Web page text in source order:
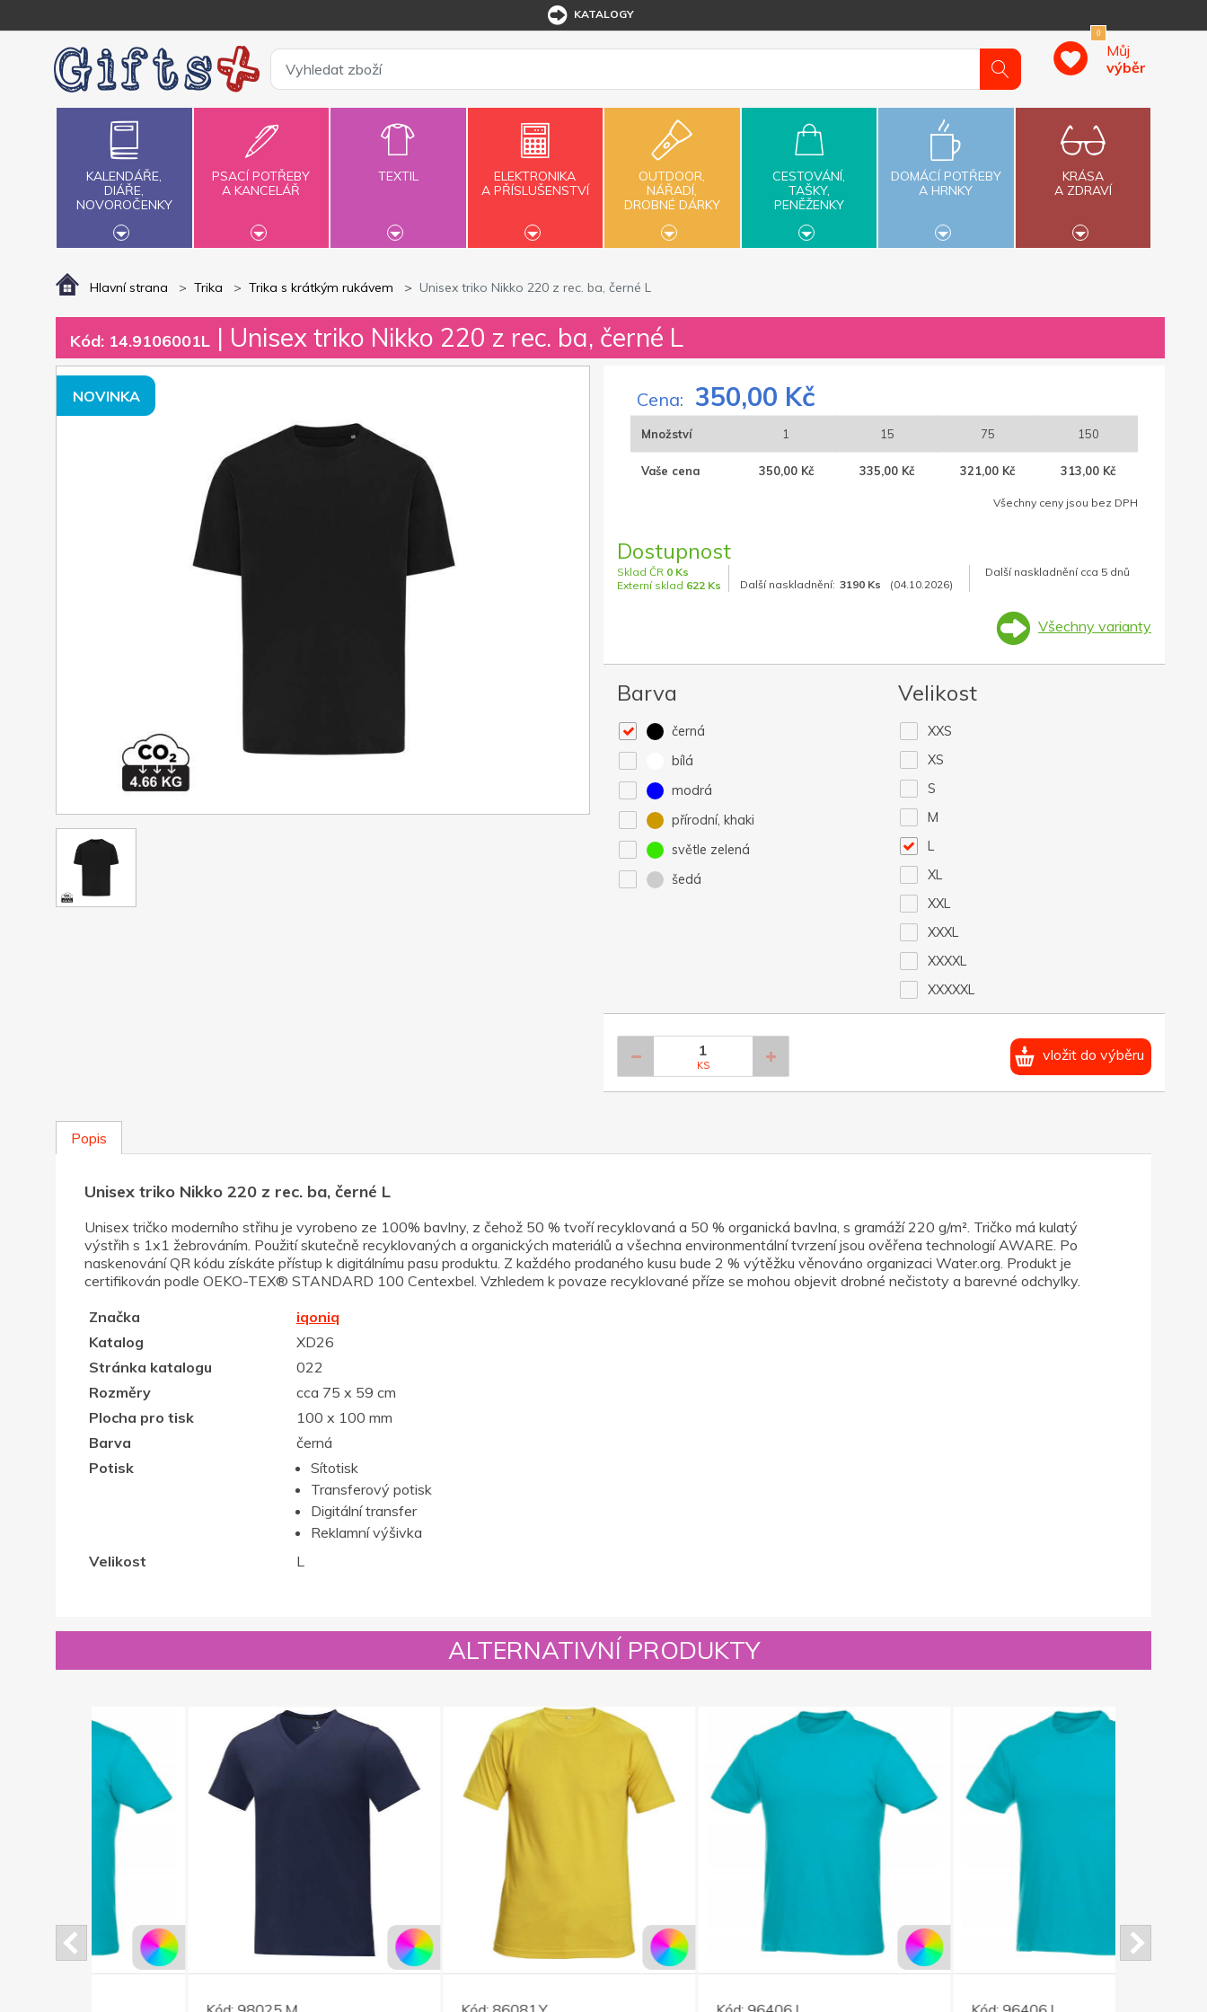
KATALOGY
0
Můj
výběr
KALENDÁŘE,
DIÁŘE,
NOVOROČENKY
PSACÍ POTŘEBY
A KANCELÁŘ
TEXTIL
ELEKTRONIKA
A PŘÍSLUŠENSTVÍ
OUTDOOR,
NÁŘADÍ,
DROBNÉ DÁRKY
CESTOVÁNÍ,
TAŠKY,
PENĚŽENKY
DOMÁCÍ POTŘEBY
A HRNKY
KRÁSA
A ZDRAVÍ
Hlavní strana Trika Trika s krátkým rukávem Unisex triko Nikko 220 z rec. ba, černé L
Kód: 14.9106001L | Unisex triko Nikko 220 z rec. ba, černé L
NOVINKA Cena: 350,00 Kč
Množství 1 15 75 150
Vaše cena 350,00 Kč 335,00 Kč 321,00 Kč 313,00 Kč
Všechny ceny jsou bez DPH
Dostupnost
Sklad ČR 0 Ks
Externí sklad 622 Ks Další naskladnění: 3190 Ks (04.10.2026)
Další naskladnění cca 5 dnů
Všechny varianty
Barva
černá
bílá
modrá
přírodní, khaki
světle zelená
šedá
Velikost
XXS
XS
S
M
L
XL
XXL
XXXL
XXXXL
XXXXXL
KS
vložit do výběru
Popis
Unisex triko Nikko 220 z rec. ba, černé L
Unisex tričko moderního střihu je vyrobeno ze 100% bavlny, z čehož 50 % tvoří recyklovaná a 50 % organická bavlna, s gramáží 220 g/m². Tričko má kulatý
výstřih s 1x1 žebrováním. Použití skutečně recyklovaných a organických materiálů a všechna environmentální tvrzení jsou ověřena technologií AWARE. Po
naskenování QR kódu získáte přístup k digitálnímu pasu produktu. Z každého prodaného kusu bude 2 % výtěžku věnováno organizaci Water.org. Produkt je
certifikován podle OEKO-TEX® STANDARD 100 Centexbel. Vzhledem k povaze recyklované příze se mohou objevit drobné nečistoty a barevné odchylky.
Značka
iqoniq
Katalog
XD26
Stránka katalogu
022
Rozměry
cca 75 x 59 cm
Plocha pro tisk
100 x 100 mm
Barva
černá
Potisk
Sítotisk
Transferový potisk
Digitální transfer
Reklamní výšivka
Velikost
L
ALTERNATIVNÍ PRODUKTY